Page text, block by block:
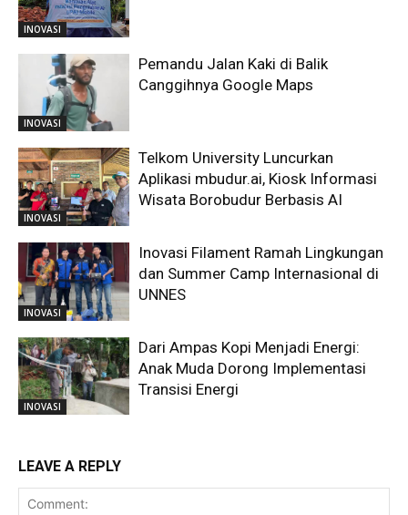
INOVASI
INOVASI
Pemandu Jalan Kaki di Balik
Canggihnya Google Maps
INOVASI
Telkom University Luncurkan
Aplikasi mbudur.ai, Kiosk Informasi
Wisata Borobudur Berbasis AI
INOVASI
Inovasi Filament Ramah Lingkungan
dan Summer Camp Internasional di
UNNES
INOVASI
Dari Ampas Kopi Menjadi Energi:
Anak Muda Dorong Implementasi
Transisi Energi
LEAVE A REPLY